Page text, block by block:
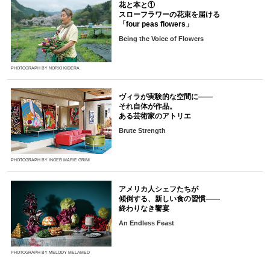
PHOTOGRAPH BY NORIO KIDERA
花と本と①
スローフラワーの花束を届ける
「four peas flowers」
Being the Voice of Flowers
PHOTOGRAPH BY INGER MARIE GRINI
ヴィラが実験的な空間に――
それ自体が作品。
ある芸術家のアトリエ
Brute Strength
PHOTOGRAPH BY MELODY MELAMED
アメリカ人シェフたちが
傾倒する、新しい食の習慣――
終わりなき饗宴
An Endless Feast